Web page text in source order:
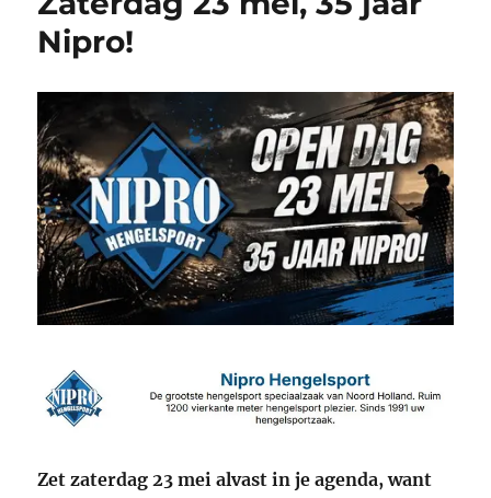
Nipro!
Zet zaterdag 23 mei alvast in je agenda, want